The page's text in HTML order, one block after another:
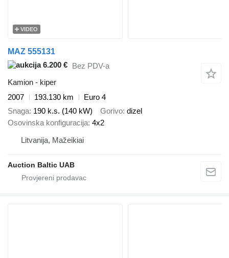
VIDEO
MAZ 555131
6.200 € Bez PDV-a
Kamion - kiper
2007
193.130 km
Euro 4
Snaga 190 k.s. (140 kW) Gorivo dizel
Osovinska konfiguracija 4x2
Litvanija, Mažeikiai
Auction Baltic UAB